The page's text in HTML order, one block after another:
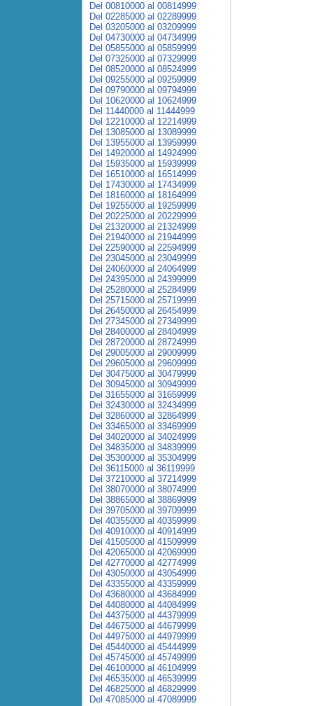
Del 00810000 al 00814999
Del 02285000 al 02289999
Del 03205000 al 03209999
Del 04730000 al 04734999
Del 05855000 al 05859999
Del 07325000 al 07329999
Del 08520000 al 08524999
Del 09255000 al 09259999
Del 09790000 al 09794999
Del 10620000 al 10624999
Del 11440000 al 11444999
Del 12210000 al 12214999
Del 13085000 al 13089999
Del 13955000 al 13959999
Del 14920000 al 14924999
Del 15935000 al 15939999
Del 16510000 al 16514999
Del 17430000 al 17434999
Del 18160000 al 18164999
Del 19255000 al 19259999
Del 20225000 al 20229999
Del 21320000 al 21324999
Del 21940000 al 21944999
Del 22590000 al 22594999
Del 23045000 al 23049999
Del 24060000 al 24064999
Del 24395000 al 24399999
Del 25280000 al 25284999
Del 25715000 al 25719999
Del 26450000 al 26454999
Del 27345000 al 27349999
Del 28400000 al 28404999
Del 28720000 al 28724999
Del 29005000 al 29009999
Del 29605000 al 29609999
Del 30475000 al 30479999
Del 30945000 al 30949999
Del 31655000 al 31659999
Del 32430000 al 32434999
Del 32860000 al 32864999
Del 33465000 al 33469999
Del 34020000 al 34024999
Del 34835000 al 34839999
Del 35300000 al 35304999
Del 36115000 al 36119999
Del 37210000 al 37214999
Del 38070000 al 38074999
Del 38865000 al 38869999
Del 39705000 al 39709999
Del 40355000 al 40359999
Del 40910000 al 40914999
Del 41505000 al 41509999
Del 42065000 al 42069999
Del 42770000 al 42774999
Del 43050000 al 43054999
Del 43355000 al 43359999
Del 43680000 al 43684999
Del 44080000 al 44084999
Del 44375000 al 44379999
Del 44675000 al 44679999
Del 44975000 al 44979999
Del 45440000 al 45444999
Del 45745000 al 45749999
Del 46100000 al 46104999
Del 46535000 al 46539999
Del 46825000 al 46829999
Del 47085000 al 47089999